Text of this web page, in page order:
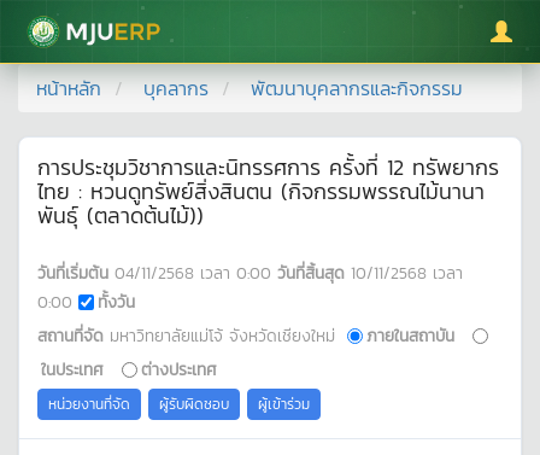
มหาวิทยาลัยแม่โจ้
หน้าหลัก บุคลากร พัฒนาบุคลากรและกิจกรรม
การประชุมวิชาการและนิทรรศการ ครั้งที่ 12 ทรัพยากร
ไทย : หวนดูทรัพย์สิ่งสินตน (กิจกรรมพรรณไม้นานา
พันธุ์ (ตลาดต้นไม้))
วันที่เริ่มต้น 04/11/2568 เวลา 0:00 วันที่สิ้นสุด 10/11/2568 เวลา
0:00
ทั้งวัน
สถานที่จัด มหาวิทยาลัยแม่โจ้ จังหวัดเชียงใหม่
ภายในสถาบัน
ในประเทศ
ต่างประเทศ
หน่วยงานที่จัด ผู้รับผิดชอบ ผู้เข้าร่วม